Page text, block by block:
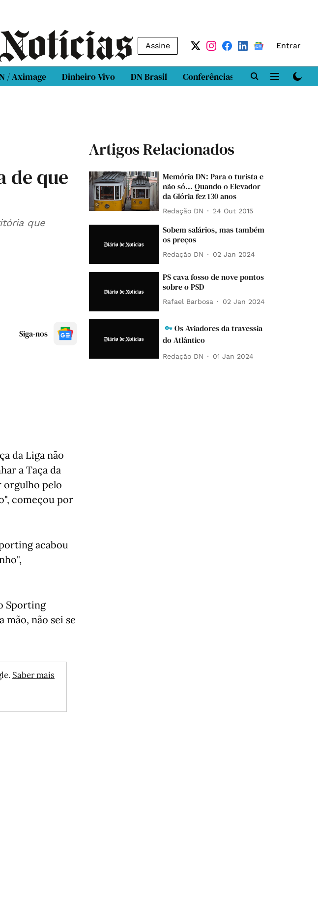
Assine Entrar
/ Aximage Dinheiro Vivo DN Brasil Conferências DN LAB
de que
que
Siga-nos
da Liga não
a Taça da
orgulho pelo
começou por
acabou
Sporting
não sei se
Saber mais
Artigos Relacionados
Memória DN: Para o turista e
não só... Quando o Elevador
da Glória fez 130 anos
Redação DN 24 Out 2015
Sobem salários, mas também
os preços
Redação DN 02 Jan 2024
PS cava fosso de nove pontos
sobre o PSD
Rafael Barbosa 02 Jan 2024
Os Aviadores da travessia
do Atlântico
Redação DN 01 Jan 2024